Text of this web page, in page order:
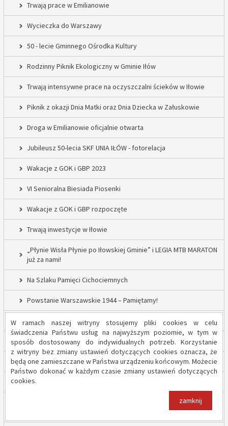
W ramach naszej witryny stosujemy pliki cookies w celu
świadczenia Państwu usług na najwyższym poziomie, w tym w
sposób dostosowany do indywidualnych potrzeb. Korzystanie
z witryny bez zmiany ustawień dotyczących cookies oznacza, że
będą one zamieszczane w Państwa urządzeniu końcowym. Możecie
Państwo dokonać w każdym czasie zmiany ustawień dotyczących
cookies.
zamknij
Trwają prace w Emilianowie
Wycieczka do Warszawy
50 - lecie Gminnego Ośrodka Kultury
Rodzinny Piknik Ekologiczny w Gminie Iłów
Trwają intensywne prace na oczyszczalni ścieków w Iłowie
Piknik z okazji Dnia Matki oraz Dnia Dziecka w Załuskowie
Droga w Emilianowie oficjalnie otwarta
Jubileusz 50-lecia SKF UNIA IŁÓW - fotorelacja
Wakacje z GOK i GBP 2023
VI Senioralna Biesiada Piosenki
Wakacje z GOK i GBP rozpoczęte
Trwają inwestycje w Iłowie
„Płynie Wisła Płynie po Iłowskiej Gminie” i LEGIA MTB MARATON
już za nami!
Na Szlaku Pamięci Cichociemnych
Powstanie Warszawskie 1944 – Pamiętamy!
52 nowe lampy uliczne w Gminie Iłów
Inwestycja drogowa w Sadowie – prace rozpoczęte
Trwają inwestycje w Gminie Iłów
„Modernizacja Oczyszczalni Ścieków w Iłowie – etap II”
Strażacy z OSP Iłów walczą o pieniądze od Harnasia. Zachęcamy